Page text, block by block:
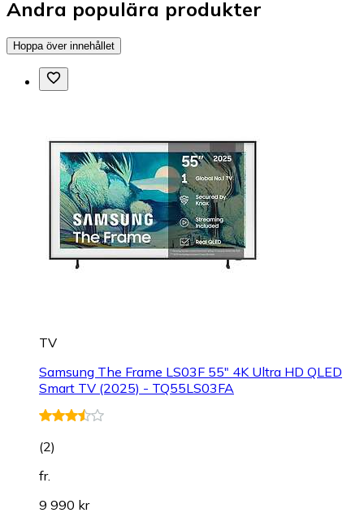
Andra populära produkter
Hoppa över innehållet
TV
Samsung The Frame LS03F 55" 4K Ultra HD QLED
Smart TV (2025) - TQ55LS03FA
(2)
fr.
9 990 kr